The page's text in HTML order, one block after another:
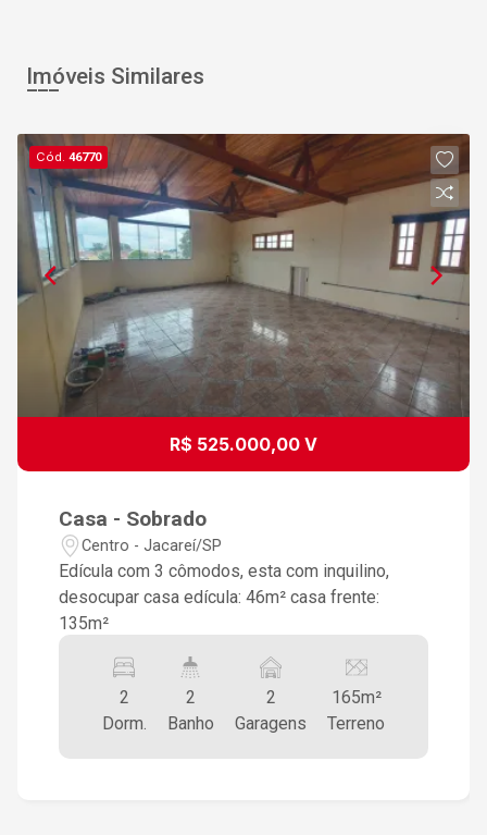
Imóveis Similares
Cód.46770
R$ 525.000,00 V
Casa - Sobrado
Centro - Jacareí/SP
Edícula com 3 cômodos, esta com inquilino,
desocupar casa edícula: 46m² casa frente:
135m²
2
Dorm.
2
Banho
2
Garagens
165m²
Terreno